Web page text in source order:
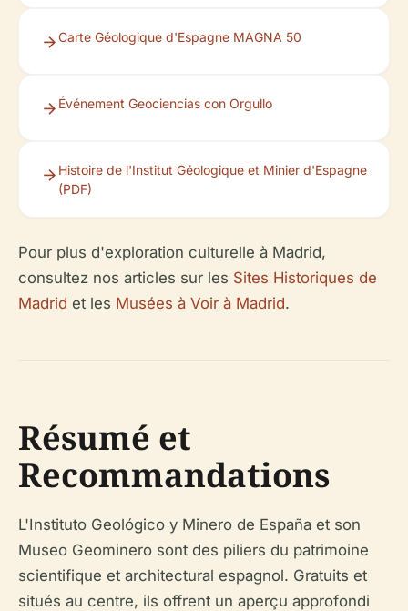
Carte Géologique d'Espagne MAGNA 50
Événement Geociencias con Orgullo
Histoire de l'Institut Géologique et Minier d'Espagne
(PDF)
Pour plus d'exploration culturelle à Madrid,
consultez nos articles sur les Sites Historiques de
Madrid et les Musées à Voir à Madrid.
Résumé et
Recommandations
L'Instituto Geológico y Minero de España et son
Museo Geominero sont des piliers du patrimoine
scientifique et architectural espagnol. Gratuits et
situés au centre, ils offrent un aperçu approfondi